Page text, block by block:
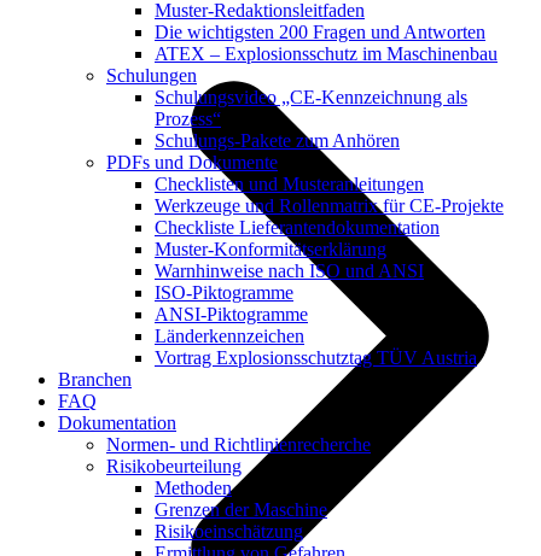
Muster-Redaktionsleitfaden
Die wichtigsten 200 Fragen und Antworten
ATEX – Explosionsschutz im Maschinenbau
Schulungen
Schulungsvideo „CE-Kennzeichnung als
Prozess“
Schulungs-Pakete zum Anhören
PDFs und Dokumente
Checklisten und Musteranleitungen
Werkzeuge und Rollenmatrix für CE-Projekte
Checkliste Lieferantendokumentation
Muster-Konformitätserklärung
Warnhinweise nach ISO und ANSI
ISO-Piktogramme
ANSI-Piktogramme
Länderkennzeichen
Vortrag Explosionsschutztag TÜV Austria
Branchen
FAQ
Dokumentation
Normen- und Richtlinienrecherche
Risikobeurteilung
Methoden
Grenzen der Maschine
Risikoeinschätzung